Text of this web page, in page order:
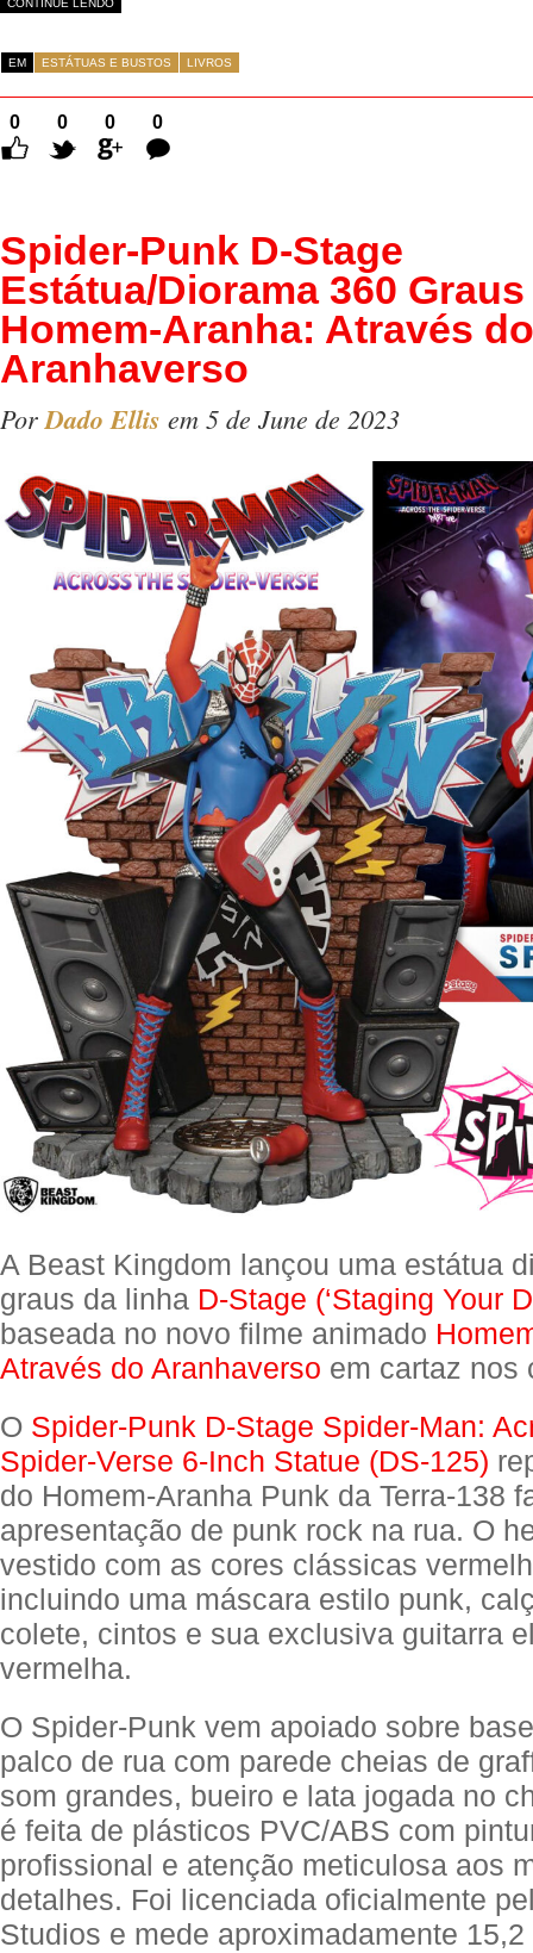
CONTINUE LENDO
EM ESTÁTUAS E BUSTOS LIVROS
0 0 0
0
Comentários
Spider-Punk D-Stage
Estátua/Diorama 360
Homem-Aranha: Através do
Aranhaverso
PorDado Ellis em 5 de June de 2023
A Beast Kingdom lançou uma estátua
graus da linha D-Stage (‘Staging Your
baseada no novo filme animado
Através do Aranhaverso em cartaz nos
O Spider-Punk D-Stage Spider-Man:
Spider-Verse 6-Inch Statue (DS-125)
do Homem-Aranha Punk da Terra-138
apresentação de punk rock na rua. O
vestido com as cores clássicas
incluindo uma máscara estilo punk,
colete, cintos e sua exclusiva guitarra
vermelha.
O Spider-Punk vem apoiado sobre
palco de rua com parede cheias de
som grandes, bueiro e lata jogada no
é feita de plásticos PVC/ABS com
profissional e atenção meticulosa aos
detalhes. Foi licenciada oficialmente
Studios e mede aproximadamente